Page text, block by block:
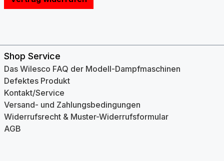
Shop Service
Das Wilesco FAQ der Modell-Dampfmaschinen
Defektes Produkt
Kontakt/Service
Versand- und Zahlungsbedingungen
Widerrufsrecht & Muster-Widerrufsformular
AGB